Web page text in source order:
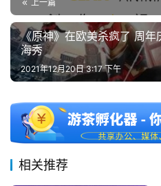
2
0
2
5
第
三
届
金
茶
上一篇
《原神》在欧美杀疯了 周
海秀
2021年12月20日 3:17 下午
相关推荐